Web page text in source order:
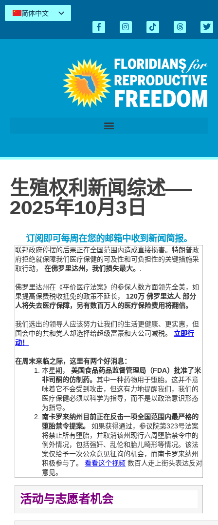
简体中文
Español
生殖权利新闻综述——
2025年10月3日
订阅即可每周在您的邮箱中收到新闻简报。
联邦政府停摆的后果正在全国范围内造成直接损害。特朗普政
府拒绝就保障我们医疗保健的可及性和可负担性的关键措施采
取行动，
在佛罗里达州，我们损失最大。 .
佛罗里达州在《平价医疗法案》的参保人数方面领先全美，如
果提高保费税收抵免的政策不延长， 120万 佛罗里达人 部分
人将失去医疗保障，另有数百万人的医疗保险费用将翻倍。
我们选出的领导人应该努力让我们的生活更健康、更实惠，但
国会中的共和党人却选择给超级富豪和大公司减税。 立即行
动！
在周末来临之际，这里有两个好消息：
本星期， 美国食品药品监督管理局（FDA）批准了米
非司酮的仿制药。 其中一种药物用于堕胎。这并不意
味着它不会受到攻击，但这有力地提醒我们，我们的
医疗保健必须以科学为指导，而不是以政治意识形态
为指导。
南卡罗来纳州目前正在反击一项全国范围内最严格的
堕胎禁令提案。
如果获得通过，参议院第323号法案
将禁止所有堕胎，并取消该州现行六周堕胎禁令中的
例外情况，包括强奸、乱伦和胎儿畸形等情况。该法
案仅给予一次公众意见征询的机会，而南卡罗来纳州
积极参与了。 看看这个视频 数百人走上街头表达反对
意见。
活动与志愿者机会